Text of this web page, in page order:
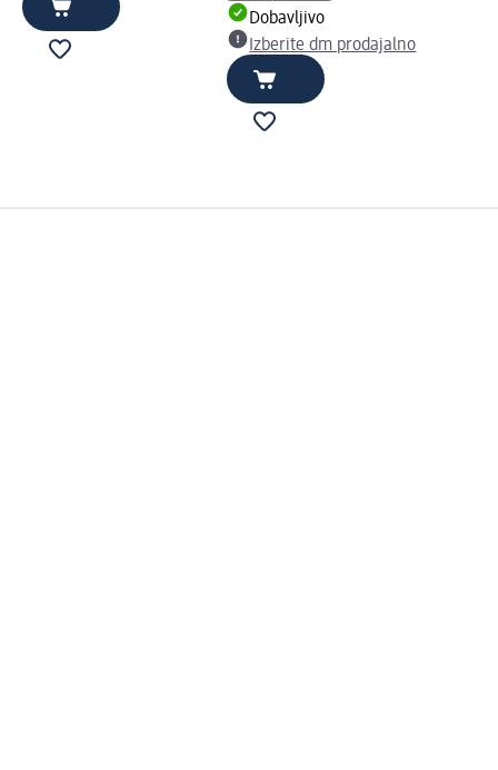
Dobavljivo
Izberite dm prodajalno